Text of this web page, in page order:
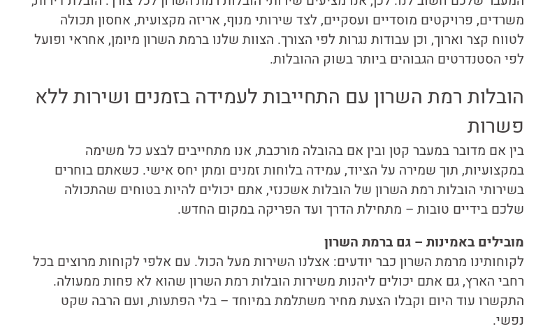
משרדים, פרויקטים מוסדיים ועסקיים, לצד שירותי מנוף, אריזה מקצועית, אחסון תכולה
לטווח קצר וארוך, וכן עבודות נגרות לפי הצורך. הצוות שלנו ברמת השרון מיומן, אחראי ופועל
לפי הסטנדרטים הגבוהים ביותר בשוק ההובלות.
הובלות רמת השרון עם התחייבות לעמידה בזמנים ושירות ללא
פשרות
בין אם מדובר במעבר קטן ובין אם בהובלה מורכבת, אנו מתחייבים לבצע כל משימה
במקצועיות, תוך שמירה על הציוד, עמידה בלוחות זמנים ומתן יחס אישי. כשאתם בוחרים
בשירותי הובלות רמת השרון של הובלות אשכנזי, אתם יכולים להיות בטוחים שהתכולה
שלכם בידיים טובות – מתחילת הדרך ועד הפריקה במקום החדש.
מובילים באמינות – גם ברמת השרון
לקוחותינו מרמת השרון כבר יודעים: אצלנו השירות מעל הכול. עם אלפי לקוחות מרוצים בכל
רחבי הארץ, גם אתם יכולים ליהנות משירות הובלות רמת השרון שהוא לא פחות ממעולה.
התקשרו עוד היום וקבלו הצעת מחיר משתלמת במיוחד – בלי הפתעות, ועם הרבה שקט
נפשי.